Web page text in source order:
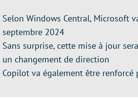
Selon Windows Central, Microsoft
septembre 2024
Sans surprise, cette mise à jour
un changement de direction
Copilot va également être renforcé